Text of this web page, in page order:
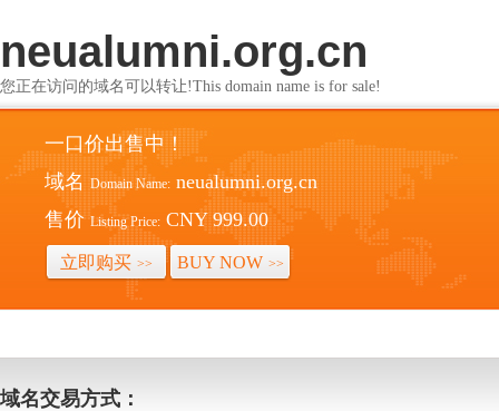
neualumni.org.cn
您正在访问的域名可以转让!This domain name is for sale!
一口价出售中！
域名 Domain Name: neualumni.org.cn
售价 Listing Price: CNY 999.00
立即购买 >> BUY NOW >>
域名交易方式：